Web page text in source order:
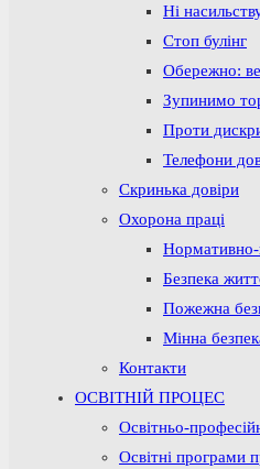
Ні
Стоп булінг
Обережно:
Зупинимо
Проти
Телефони
Скринька довіри
Охорона праці
Нормативно-
Безпека
Пожежна
Мінна
Контакти
ОСВІТНІЙ ПРОЦЕС
Освітньо-
Освітні програми